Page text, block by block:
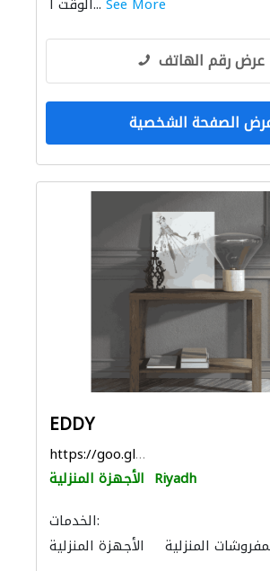
عرض رقم الهاتف
الصفحة الشخصية
EDDY
https://goo.gl/maps/zVuvNoSJ8xTHVMVH8
الأجهزة المنزلية Riyadh
الخدمات:
الأجهزة المنزلية
المنزلية